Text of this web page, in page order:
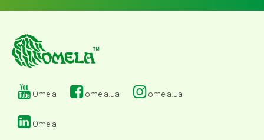
Omela omela.ua omela.ua
Omela